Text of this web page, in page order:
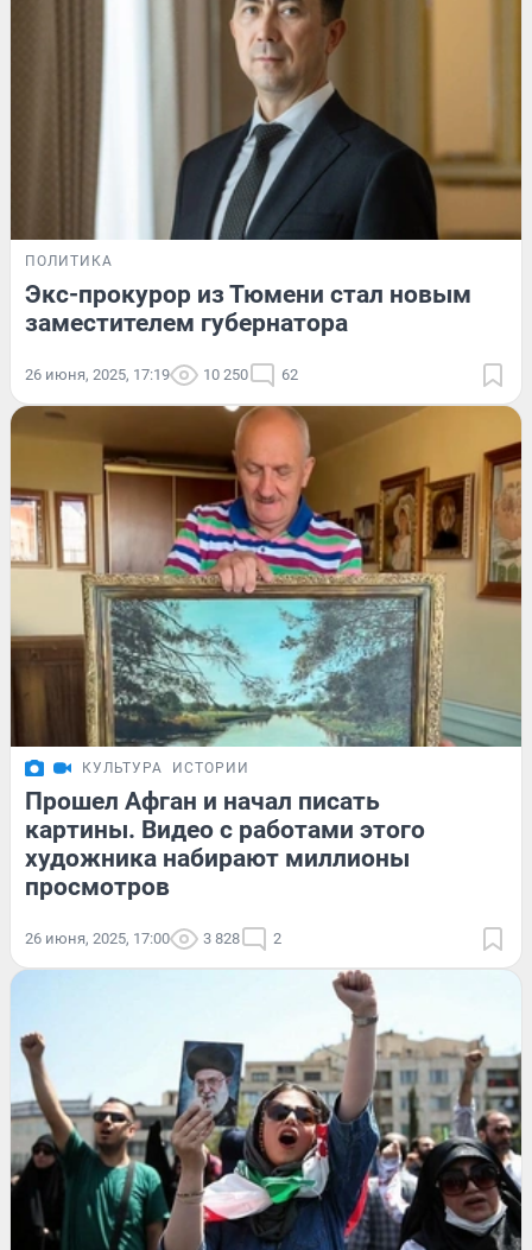
ПОЛИТИКА
Экс-прокурор из Тюмени стал новым
заместителем губернатора
26 июня, 2025, 17:19 10 250 62
КУЛЬТУРА ИСТОРИИ
Прошел Афган и начал писать
картины. Видео с работами этого
художника набирают миллионы
просмотров
26 июня, 2025, 17:00 3 828 2